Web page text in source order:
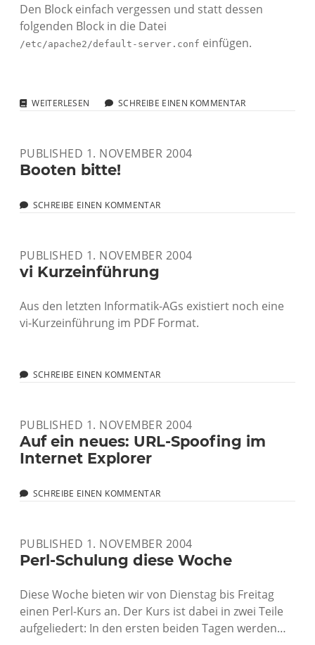
Den Block einfach vergessen und statt dessen
folgenden Block in die Datei
/etc/apache2/default-server.conf einfügen.
WEITERLESEN
UND
APACHE2
SCHREIBE EINEN KOMMENTAR
PUBLISHED 1. NOVEMBER 2004
Booten bitte!
SCHREIBE EINEN KOMMENTAR
PUBLISHED 1. NOVEMBER 2004
vi Kurzeinführung
Aus den letzten Informatik-AGs existiert noch eine
vi-Kurzeinführung im PDF Format.
SCHREIBE EINEN KOMMENTAR
PUBLISHED 1. NOVEMBER 2004
Auf ein neues: URL-Spoofing im
Internet Explorer
SCHREIBE EINEN KOMMENTAR
PUBLISHED 1. NOVEMBER 2004
Perl-Schulung diese Woche
Diese Woche bieten wir von Dienstag bis Freitag
einen Perl-Kurs an. Der Kurs ist dabei in zwei Teile
aufgeliedert: In den ersten beiden Tagen werden…